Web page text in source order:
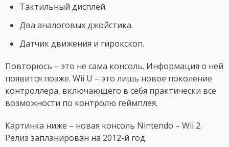
Тактильный дисплей.
Два аналоговых джойстика.
Датчик движения и гирокскоп.
Повторюсь – это не сама консоль. Информация о ней
появится позже. Wii U – это лишь новое поколение
контроллера, включающего в себя практически все
возможности по контролю геймплея.
Картинка ниже – новая консоль Nintendo – Wii 2.
Релиз запланирован на 2012-й год.